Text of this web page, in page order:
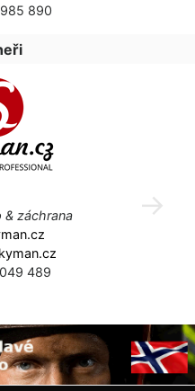
890
záchrana
489